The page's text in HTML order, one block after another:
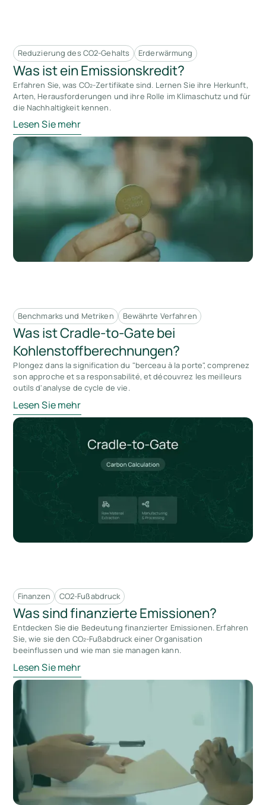
Reduzierung des CO2-Gehalts Erderwärmung
Was ist ein Emissionskredit?
Erfahren Sie, was CO₂-Zertifikate sind. Lernen Sie ihre Herkunft,
Arten, Herausforderungen und ihre Rolle im Klimaschutz und für
die Nachhaltigkeit kennen.
Lesen Sie mehr
Benchmarks und Metriken Bewährte Verfahren
Was ist Cradle-to-Gate bei
Kohlenstoffberechnungen?
Plongez dans la signification du "berceau à la porte", comprenez
son approche et sa responsabilité, et découvrez les meilleurs
outils d'analyse de cycle de vie.
Lesen Sie mehr
Finanzen CO2-Fußabdruck
Was sind finanzierte Emissionen?
Entdecken Sie die Bedeutung finanzierter Emissionen. Erfahren
Sie, wie sie den CO₂-Fußabdruck einer Organisation
beeinflussen und wie man sie managen kann.
Lesen Sie mehr